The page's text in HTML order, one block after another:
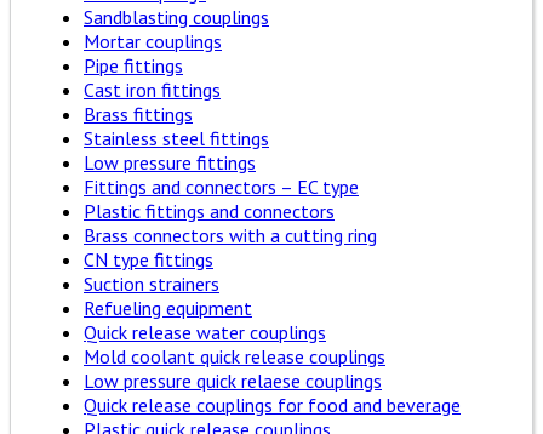
Sandblasting couplings
Mortar couplings
Pipe fittings
Cast iron fittings
Brass fittings
Stainless steel fittings
Low pressure fittings
Fittings and connectors – EC type
Plastic fittings and connectors
Brass connectors with a cutting ring
CN type fittings
Suction strainers
Refueling equipment
Quick release water couplings
Mold coolant quick release couplings
Low pressure quick relaese couplings
Quick release couplings for food and beverage